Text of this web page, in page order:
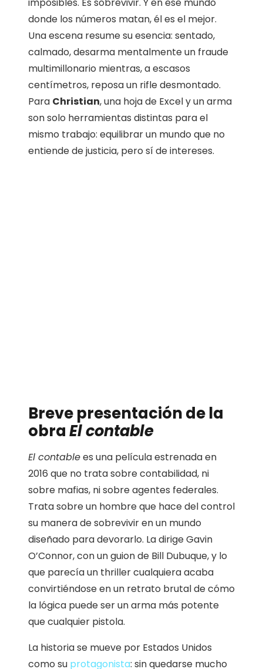
imposibles. Es sobrevivir. Y en ese mundo
donde los números matan, él es el mejor.
Una escena resume su esencia: sentado,
calmado, desarma mentalmente un fraude
multimillonario mientras, a escasos
centímetros, reposa un rifle desmontado.
Para Christian, una hoja de Excel y un arma
son solo herramientas distintas para el
mismo trabajo: equilibrar un mundo que no
entiende de justicia, pero sí de intereses.
Breve presentación de la
obraEl contable
El contablees una película estrenada en
2016 que no trata sobre contabilidad, ni
sobre mafias, ni sobre agentes federales.
Trata sobre un hombre que hace del control
su manera de sobrevivir en un mundo
diseñado para devorarlo. La dirige Gavin
O’Connor, con un guion de Bill Dubuque, y lo
que parecía un thriller cualquiera acaba
convirtiéndose en un retrato brutal de cómo
la lógica puede ser un arma más potente
que cualquier pistola.
La historia se mueve por Estados Unidos
como su protagonista: sin quedarse mucho